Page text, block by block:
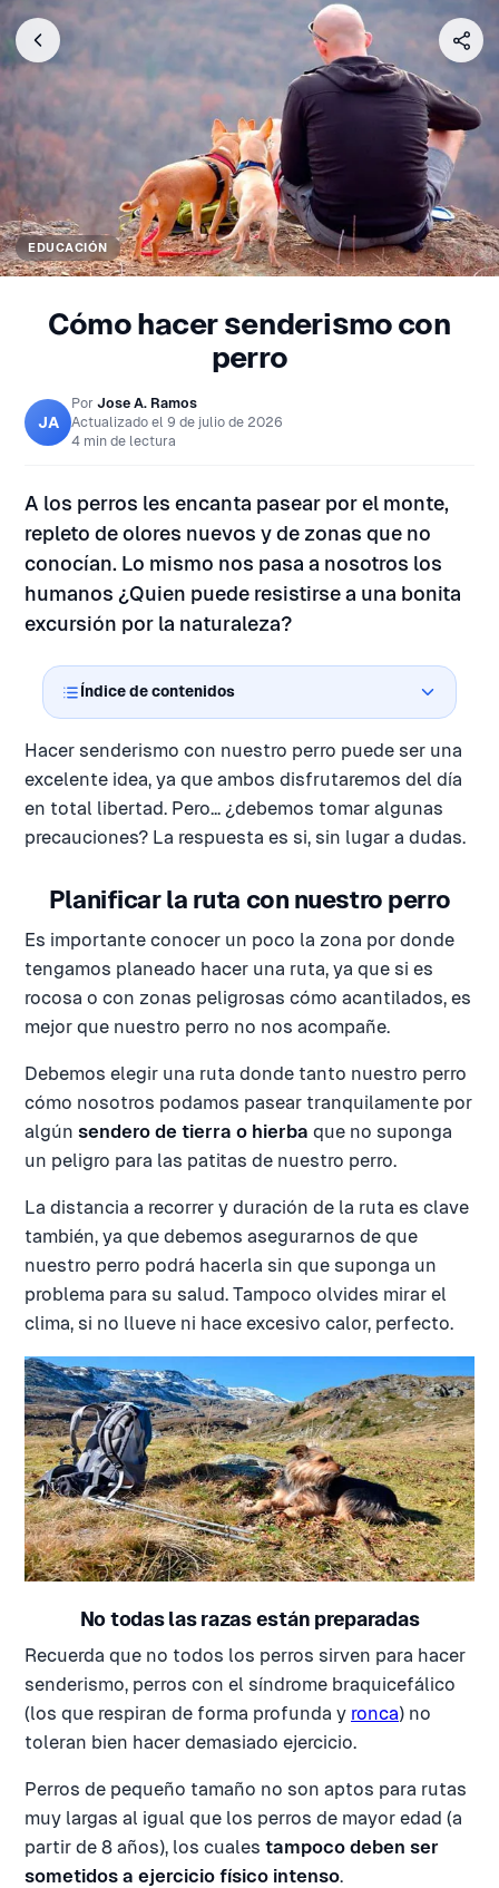
EDUCACIÓN
Cómo hacer senderismo con
perro
JA
Por Jose A. Ramos
Actualizado el 9 de julio de 2026
4 min de lectura
A los perros les encanta pasear por el monte,
repleto de olores nuevos y de zonas que no
conocían. Lo mismo nos pasa a nosotros los
humanos ¿Quien puede resistirse a una bonita
excursión por la naturaleza?
Índice de contenidos
Hacer senderismo con nuestro perro puede ser una
excelente idea, ya que ambos disfrutaremos del día
en total libertad. Pero... ¿debemos tomar algunas
precauciones? La respuesta es si, sin lugar a dudas.
Planificar la ruta con nuestro perro
Es importante conocer un poco la zona por donde
tengamos planeado hacer una ruta, ya que si es
rocosa o con zonas peligrosas cómo acantilados, es
mejor que nuestro perro no nos acompañe.
Debemos elegir una ruta donde tanto nuestro perro
cómo nosotros podamos pasear tranquilamente por
algún sendero de tierra o hierba que no suponga
un peligro para las patitas de nuestro perro.
La distancia a recorrer y duración de la ruta es clave
también, ya que debemos asegurarnos de que
nuestro perro podrá hacerla sin que suponga un
problema para su salud. Tampoco olvides mirar el
clima, si no llueve ni hace excesivo calor, perfecto.
No todas las razas están preparadas
Recuerda que no todos los perros sirven para hacer
senderismo, perros con el síndrome braquicefálico
(los que respiran de forma profunda y ronca) no
toleran bien hacer demasiado ejercicio.
Perros de pequeño tamaño no son aptos para rutas
muy largas al igual que los perros de mayor edad (a
partir de 8 años), los cuales tampoco deben ser
sometidos a ejercicio físico intenso.